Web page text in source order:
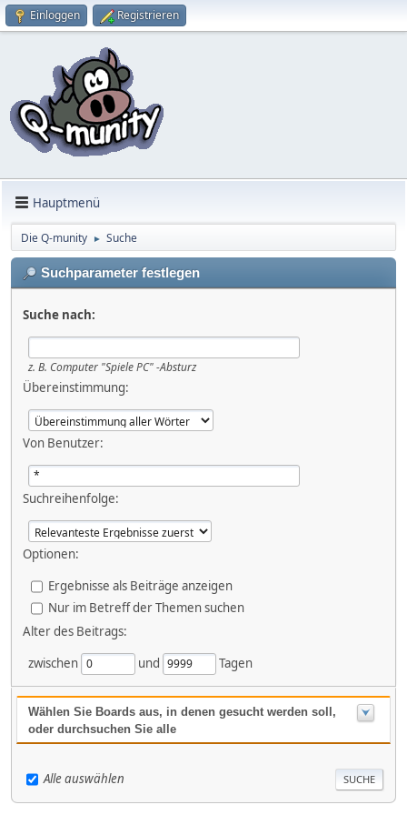
Einloggen Registrieren
Hauptmenü
Die Q-munity ► Suche
Suchparameter festlegen
Suche nach:
z. B. Computer "Spiele PC" -Absturz
Übereinstimmung:
Von Benutzer:
Suchreihenfolge:
Optionen:
Ergebnisse als Beiträge anzeigen
Nur im Betreff der Themen suchen
Alter des Beitrags:
zwischen
und Tagen
Wählen Sie Boards aus, in denen gesucht werden soll,
oder durchsuchen Sie alle
Alle auswählen